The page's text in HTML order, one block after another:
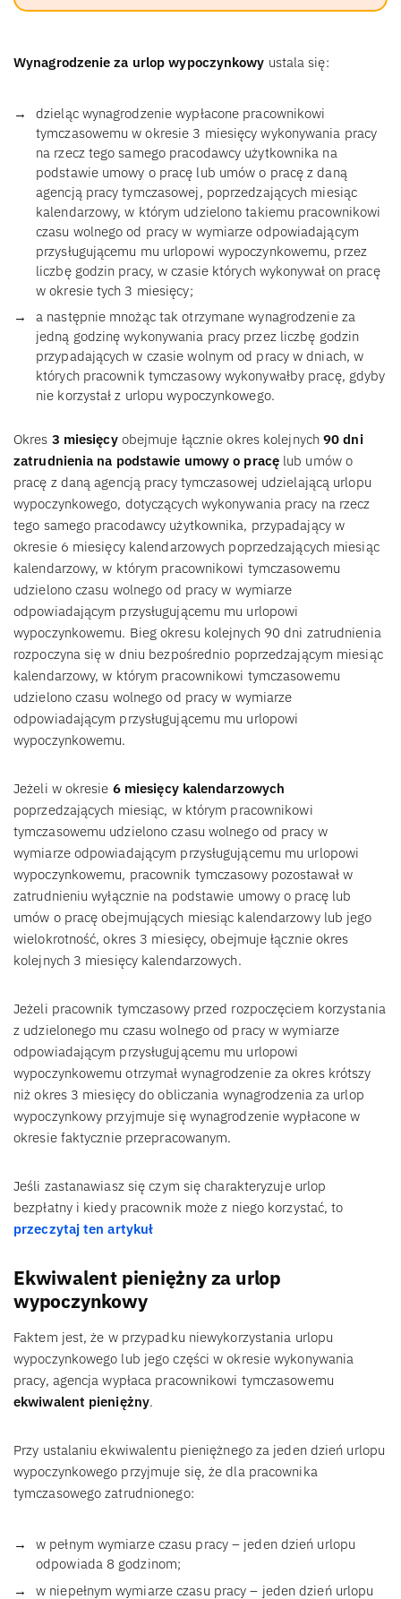
Wynagrodzenie za urlop wypoczynkowy ustala się:
dzieląc wynagrodzenie wypłacone pracownikowi
tymczasowemu w okresie 3 miesięcy wykonywania pracy
na rzecz tego samego pracodawcy użytkownika na
podstawie umowy o pracę lub umów o pracę z daną
agencją pracy tymczasowej, poprzedzających miesiąc
kalendarzowy, w którym udzielono takiemu pracownikowi
czasu wolnego od pracy w wymiarze odpowiadającym
przysługującemu mu urlopowi wypoczynkowemu, przez
liczbę godzin pracy, w czasie których wykonywał on pracę
w okresie tych 3 miesięcy;
a następnie mnożąc tak otrzymane wynagrodzenie za
jedną godzinę wykonywania pracy przez liczbę godzin
przypadających w czasie wolnym od pracy w dniach, w
których pracownik tymczasowy wykonywałby pracę, gdyby
nie korzystał z urlopu wypoczynkowego.
Okres 3 miesięcyobejmuje łącznie okres kolejnych90 dni
zatrudnienia na podstawie umowy o pracęlub umów o
pracę z daną agencją pracy tymczasowej udzielającą urlopu
wypoczynkowego, dotyczących wykonywania pracy na rzecz
tego samego pracodawcy użytkownika, przypadający w
okresie 6 miesięcy kalendarzowych poprzedzających miesiąc
kalendarzowy, w którym pracownikowi tymczasowemu
udzielono czasu wolnego od pracy w wymiarze
odpowiadającym przysługującemu mu urlopowi
wypoczynkowemu. Bieg okresu kolejnych 90 dni zatrudnienia
rozpoczyna się w dniu bezpośrednio poprzedzającym miesiąc
kalendarzowy, w którym pracownikowi tymczasowemu
udzielono czasu wolnego od pracy w wymiarze
odpowiadającym przysługującemu mu urlopowi
wypoczynkowemu.
Jeżeli w okresie 6 miesięcy kalendarzowych
poprzedzających miesiąc, w którym pracownikowi
tymczasowemu udzielono czasu wolnego od pracy w
wymiarze odpowiadającym przysługującemu mu urlopowi
wypoczynkowemu, pracownik tymczasowy pozostawał w
zatrudnieniu wyłącznie na podstawie umowy o pracę lub
umów o pracę obejmujących miesiąc kalendarzowy lub jego
wielokrotność, okres 3 miesięcy, obejmuje łącznie okres
kolejnych 3 miesięcy kalendarzowych.
Jeżeli pracownik tymczasowy przed rozpoczęciem korzystania
z udzielonego mu czasu wolnego od pracy w wymiarze
odpowiadającym przysługującemu mu urlopowi
wypoczynkowemu otrzymał wynagrodzenie za okres krótszy
niż okres 3 miesięcy do obliczania wynagrodzenia za urlop
wypoczynkowy przyjmuje się wynagrodzenie wypłacone w
okresie faktycznie przepracowanym.
Jeśli zastanawiasz się czym się charakteryzuje urlop
bezpłatny i kiedy pracownik może z niego korzystać, to
przeczytaj ten artykuł
Ekwiwalent pieniężny za urlop
wypoczynkowy
Faktem jest, że w przypadku niewykorzystania urlopu
wypoczynkowego lub jego części w okresie wykonywania
pracy, agencja wypłaca pracownikowi tymczasowemu
ekwiwalent pieniężny.
Przy ustalaniu ekwiwalentu pieniężnego za jeden dzień urlopu
wypoczynkowego przyjmuje się, że dla pracownika
tymczasowego zatrudnionego:
w pełnym wymiarze czasu pracy – jeden dzień urlopu
odpowiada 8 godzinom;
w niepełnym wymiarze czasu pracy – jeden dzień urlopu